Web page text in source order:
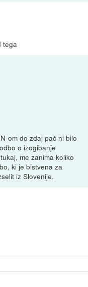
tega
om do zdaj pač ni bilo
o izogibanje
me zanima koliko
ki je bistvena za
iz Slovenije.